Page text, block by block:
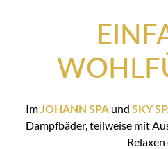
Im JOHANN SPA und SKY
Dampfbäder, teilweise mit
Relaxen